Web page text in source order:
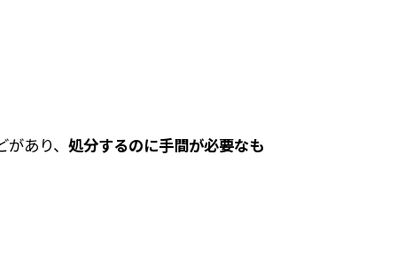
があり、 処分するのに手間が必要なも